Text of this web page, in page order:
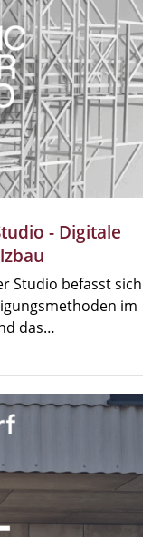
- Digitale
Studio befasst sich
im
das…